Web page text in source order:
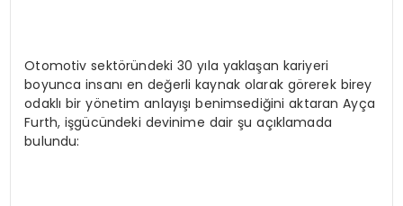
Otomotiv sektöründeki 30 yıla yaklaşan kariyeri
boyunca insanı en değerli kaynak olarak görerek birey
odaklı bir yönetim anlayışı benimsediğini aktaran Ayça
Furth, işgücündeki devinime dair şu açıklamada
bulundu: